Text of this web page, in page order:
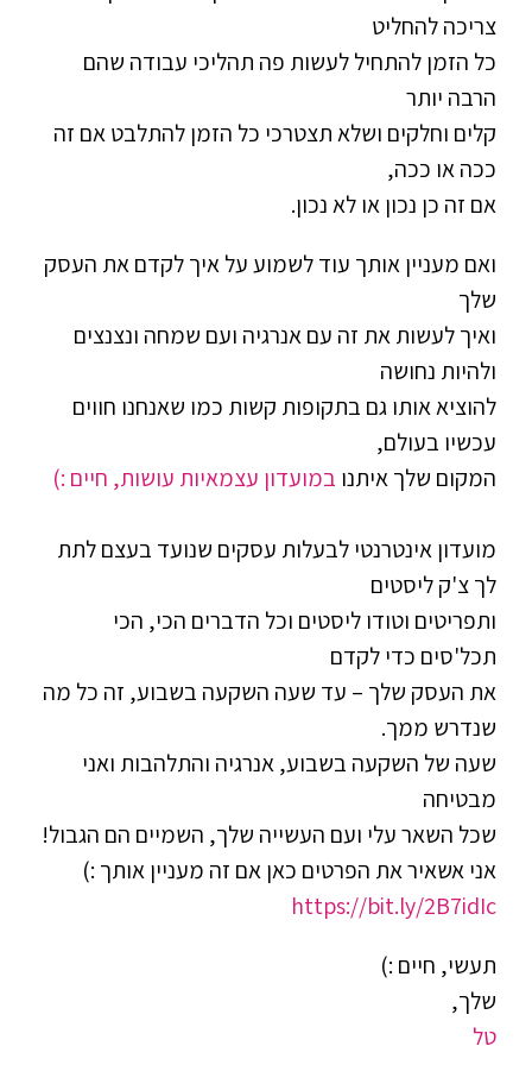
צריכה להחליט
כל הזמן להתחיל לעשות פה תהליכי עבודה שהם
הרבה יותר
קלים וחלקים ושלא תצטרכי כל הזמן להתלבט אם זה
ככה או ככה,
אם זה כן נכון או לא נכון.
ואם מעניין אותך עוד לשמוע על איך לקדם את העסק
שלך
ואיך לעשות את זה עם אנרגיה ועם שמחה ונצנצים
ולהיות נחושה
להוציא אותו גם בתקופות קשות כמו שאנחנו חווים
עכשיו בעולם,
המקום שלך איתנו במועדון עצמאיות עושות, חיים :)
מועדון אינטרנטי לבעלות עסקים שנועד בעצם לתת
לך צ'ק ליסטים
ותפריטים וטודו ליסטים וכל הדברים הכי, הכי
תכל'סים כדי לקדם
את העסק שלך – עד שעה השקעה בשבוע, זה כל מה
שנדרש ממך.
שעה של השקעה בשבוע, אנרגיה והתלהבות ואני
מבטיחה
שכל השאר עלי ועם העשייה שלך, השמיים הם הגבול!
אני אשאיר את הפרטים כאן אם זה מעניין אותך :)
https://bit.ly/2B7idIc
תעשי, חיים :)
שלך,
טל